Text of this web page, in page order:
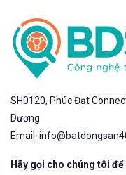
SH0120, Phúc Đạt
Dương
Email:
Hãy gọi cho chúng tôi